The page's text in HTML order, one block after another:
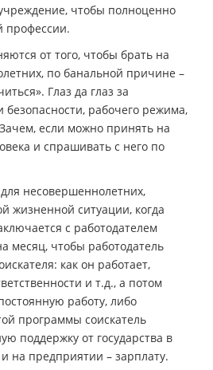
чтобы полноценно
профессии.
от того, чтобы брать на
по банальной причине –
Глаз да глаз за
рабочего режима,
если можно принять на
и спрашивать с него по
несовершеннолетних,
жизненной ситуации, когда
с работодателем
месяц, чтобы работодатель
как он работает,
и т.д., а потом
работу, либо
программы соискатель
поддержку от государства в
на предприятии – зарплату.